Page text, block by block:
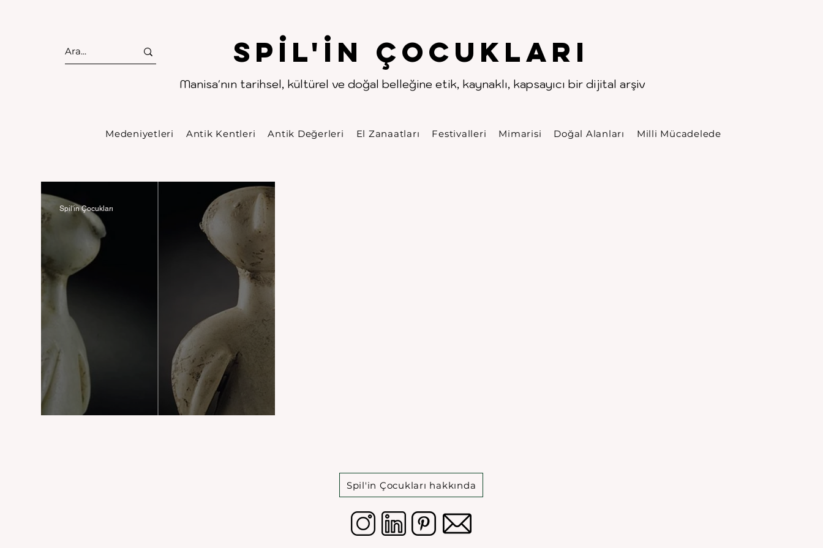
Spıl'in Çocukları
Manisa'nın tarihsel, kültürel ve doğal belleğine etik, kaynaklı, kapsayıcı bir dijital arşiv
. .
Medeniyetleri Antik Kentleri Antik Değerleri El Zanaatları Festivalleri Mimarisi Doğal Alanları Milli Mücadelede
Guennol Yıldız Avcısı
Spil'in Çocukları
Spil'in Çocukları hakkında